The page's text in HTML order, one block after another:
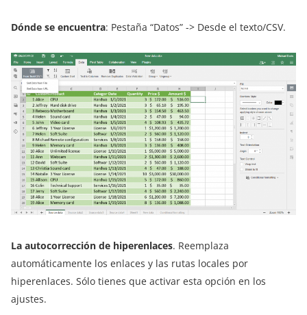
Dónde se encuentra: Pestaña “Datos” -> Desde el texto/CSV.
La autocorrección de hiperenlaces. Reemplaza
automáticamente los enlaces y las rutas locales por
hiperenlaces. Sólo tienes que activar esta opción en los
ajustes.